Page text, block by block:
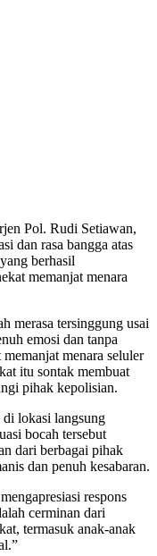
Pol. Rudi Setiawan,
dan rasa bangga atas
berhasil
memanjat menara
merasa tersinggung usai
emosi dan tanpa
menara seluler
itu sontak membuat
pihak kepolisian.
di lokasi langsung
bocah tersebut
dari berbagai pihak
dan penuh kesabaran.
respons
cerminan dari
termasuk anak-anak